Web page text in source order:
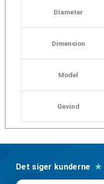
Diameter
Dimension
Model
Gevind
Det siger kunderne ★